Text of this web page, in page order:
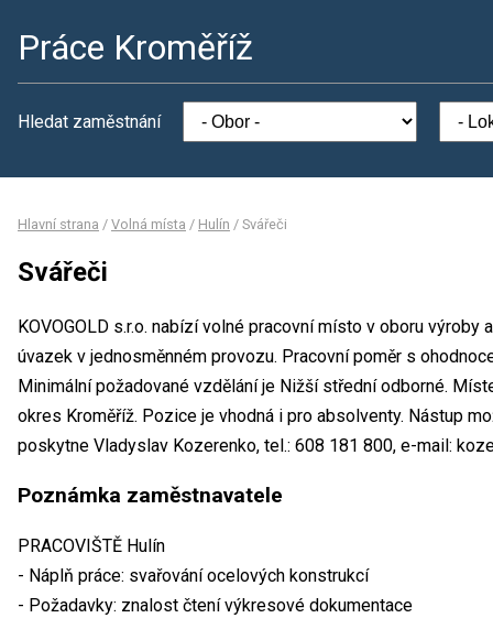
Práce Kroměříž
Hledat zaměstnání
Hlavní strana / Volná místa / Hulín / Svářeči
Svářeči
KOVOGOLD s.r.o. nabízí volné pracovní místo v oboru
úvazek v jednosměnném provozu. Pracovní poměr s
Minimální požadované vzdělání je Nižší střední odborné.
okres Kroměříž. Pozice je vhodná i pro absolventy. Nástup
poskytne Vladyslav Kozerenko, tel.: 608 181 800, e-mail:
Poznámka zaměstnavatele
PRACOVIŠTĚ Hulín
- Náplň práce: svařování ocelových konstrukcí
- Požadavky: znalost čtení výkresové dokumentace